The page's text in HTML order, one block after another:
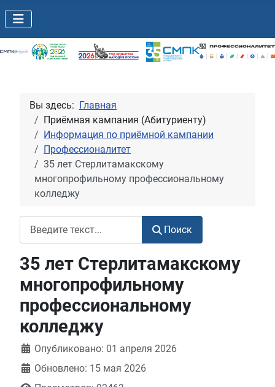
Вы здесь: Главная
Приёмная кампания (Абитуриенту)
Информация по приёмной кампании
Профессионалитет
35 лет Стерлитамакскому
многопрофильному профессиональному
колледжу
Поиск
35 лет Стерлитамакскому
многопрофильному
профессиональному
колледжу
Информация о материале
Опубликовано: 01 апреля 2026
Обновлено: 15 мая 2026